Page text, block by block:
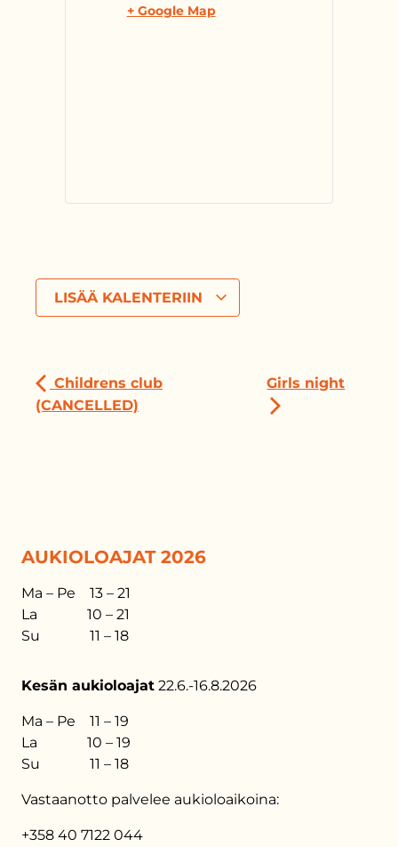
+ Google Map
LISÄÄ KALENTERIIN
Childrens club
(CANCELLED)
Girls night
AUKIOLOAJAT 2026
Ma – Pe 13 – 21
La 10 – 21
Su 11 – 18
Kesän aukioloajat 22.6.-16.8.2026
Ma – Pe 11 – 19
La 10 – 19
Su 11 – 18
Vastaanotto palvelee aukioloaikoina:
+358 40 7122 044